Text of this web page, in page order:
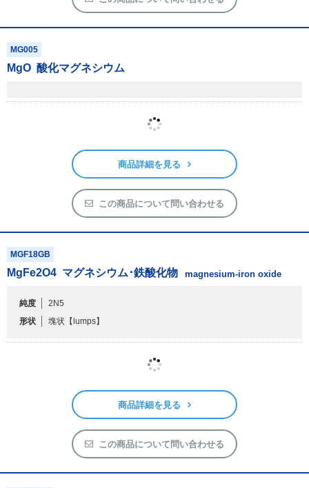
MgO 酸化マグネシウム
商品詳細を見る
この商品について問い合わせる
MgFe2O4 マグネシウム･鉄酸化物 magnesium-iron oxide
純度
2N5
形状
【lumps】
商品詳細を見る
この商品について問い合わせる
MgFe2O4 マグネシウム･鉄酸化物 magnesium-iron oxide